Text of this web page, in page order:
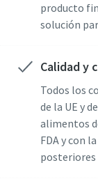
producto
solución
Calidad y
Todos los
de la UE y
alimentos
FDA y con
posteriores